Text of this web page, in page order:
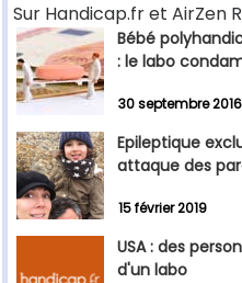
Sur Handicap.fr et AirZen
Bébé
: le labo
30 septembre 2016
Epileptique
attaque des
15 février 2019
USA : des
d'un labo